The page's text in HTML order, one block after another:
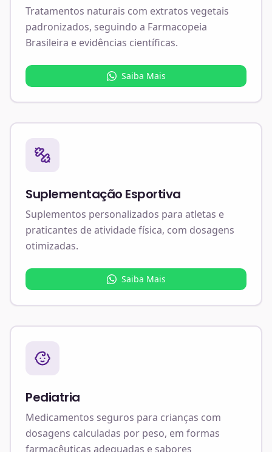
Tratamentos naturais com extratos vegetais
padronizados, seguindo a Farmacopeia
Brasileira e evidências científicas.
Saiba Mais
Suplementação Esportiva
Suplementos personalizados para atletas e
praticantes de atividade física, com dosagens
otimizadas.
Saiba Mais
Pediatria
Medicamentos seguros para crianças com
dosagens calculadas por peso, em formas
farmacêuticas adequadas e sabores